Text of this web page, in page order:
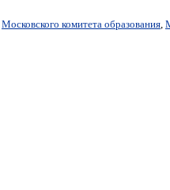
Московского комитета образования,